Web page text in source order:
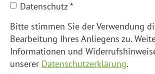
Datenschutz*
Bitte stimmen Sie der Verwendung
Bearbeitung Ihres Anliegens zu.
Informationen und
unserer Datenschutzerklärung.